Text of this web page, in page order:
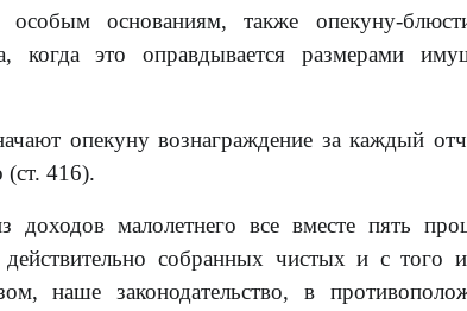
основаниям, также опекуну-
когда это оправдывается размерами
опекуну вознаграждение за каждый
(ст. 416).
малолетнего все вместе пять
собранных чистых и с того
наше законодательство, в